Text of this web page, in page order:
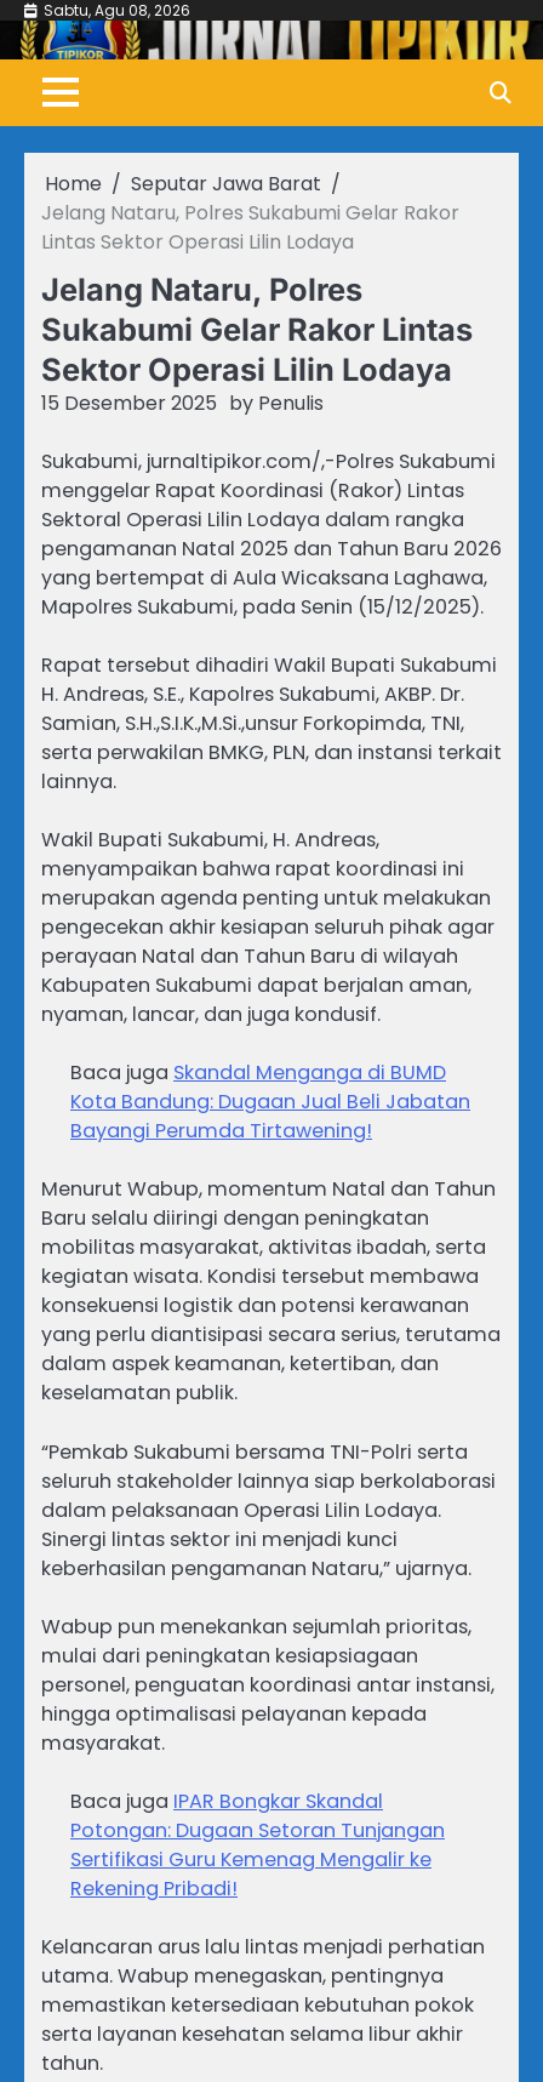
Skip
content
Sabtu, Agu 08, 2026
Home
Seputar Jawa Barat
Jelang Nataru, Polres Sukabumi Gelar Rakor
Lintas Sektor Operasi Lilin Lodaya
Jelang Nataru, Polres
Sukabumi Gelar Rakor Lintas
Sektor Operasi Lilin Lodaya
15 Desember 2025 by Penulis
Sukabumi, jurnaltipikor.com/,-Polres Sukabumi
menggelar Rapat Koordinasi (Rakor) Lintas
Sektoral Operasi Lilin Lodaya dalam rangka
pengamanan Natal 2025 dan Tahun Baru 2026
yang bertempat di Aula Wicaksana Laghawa,
Mapolres Sukabumi, pada Senin (15/12/2025).
Rapat tersebut dihadiri Wakil Bupati Sukabumi
H. Andreas, S.E., Kapolres Sukabumi, AKBP. Dr.
Samian, S.H.,S.I.K.,M.Si.,unsur Forkopimda, TNI,
serta perwakilan BMKG, PLN, dan instansi terkait
lainnya.
Wakil Bupati Sukabumi, H. Andreas,
menyampaikan bahwa rapat koordinasi ini
merupakan agenda penting untuk melakukan
pengecekan akhir kesiapan seluruh pihak agar
perayaan Natal dan Tahun Baru di wilayah
Kabupaten Sukabumi dapat berjalan aman,
nyaman, lancar, dan juga kondusif.
Baca juga Skandal Menganga di BUMD
Kota Bandung: Dugaan Jual Beli Jabatan
Bayangi Perumda Tirtawening!
Menurut Wabup, momentum Natal dan Tahun
Baru selalu diiringi dengan peningkatan
mobilitas masyarakat, aktivitas ibadah, serta
kegiatan wisata. Kondisi tersebut membawa
konsekuensi logistik dan potensi kerawanan
yang perlu diantisipasi secara serius, terutama
dalam aspek keamanan, ketertiban, dan
keselamatan publik.
“Pemkab Sukabumi bersama TNI-Polri serta
seluruh stakeholder lainnya siap berkolaborasi
dalam pelaksanaan Operasi Lilin Lodaya.
Sinergi lintas sektor ini menjadi kunci
keberhasilan pengamanan Nataru,” ujarnya.
Wabup pun menekankan sejumlah prioritas,
mulai dari peningkatan kesiapsiagaan
personel, penguatan koordinasi antar instansi,
hingga optimalisasi pelayanan kepada
masyarakat.
Baca juga IPAR Bongkar Skandal
Potongan: Dugaan Setoran Tunjangan
Sertifikasi Guru Kemenag Mengalir ke
Rekening Pribadi!
Kelancaran arus lalu lintas menjadi perhatian
utama. Wabup menegaskan, pentingnya
memastikan ketersediaan kebutuhan pokok
serta layanan kesehatan selama libur akhir
tahun.